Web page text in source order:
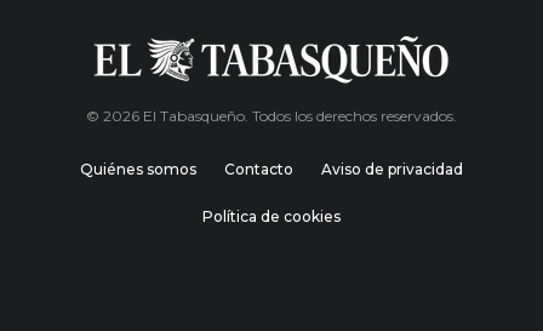
© 2026 El Tabasqueño. Todos los derechos reservados.
Quiénes somos Contacto Aviso de privacidad
Política de cookies